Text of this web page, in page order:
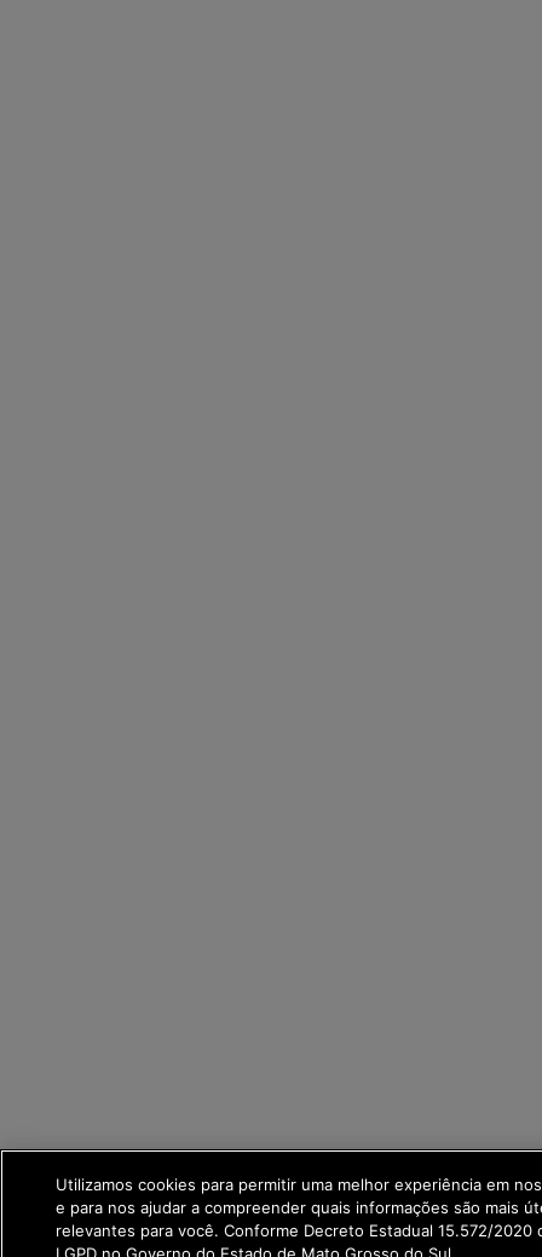
Utilizamos cookies para permitir uma melhor experiência em
e para nos ajudar a compreender quais informações são mais
relevantes para você. Conforme Decreto Estadual 15.572/2020